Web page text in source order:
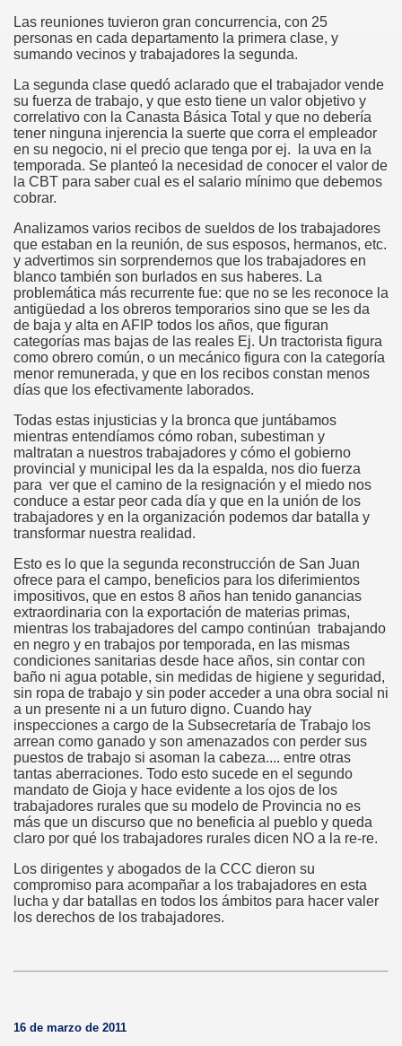
Las reuniones tuvieron gran concurrencia, con 25
personas en cada departamento la primera clase, y
sumando vecinos y trabajadores la segunda.
La segunda clase quedó aclarado que el trabajador vende
su fuerza de trabajo, y que esto tiene un valor objetivo y
correlativo con la Canasta Básica Total y que no debería
tener ninguna injerencia la suerte que corra el empleador
en su negocio, ni el precio que tenga por ej. la uva en la
temporada. Se planteó la necesidad de conocer el valor de
la CBT para saber cual es el salario mínimo que debemos
cobrar.
Analizamos varios recibos de sueldos de los trabajadores
que estaban en la reunión, de sus esposos, hermanos, etc.
y advertimos sin sorprendernos que los trabajadores en
blanco también son burlados en sus haberes. La
problemática más recurrente fue: que no se les reconoce la
antigüedad a los obreros temporarios sino que se les da
de baja y alta en AFIP todos los años, que figuran
categorías mas bajas de las reales Ej. Un tractorista figura
como obrero común, o un mecánico figura con la categoría
menor remunerada, y que en los recibos constan menos
días que los efectivamente laborados.
Todas estas injusticias y la bronca que juntábamos
mientras entendíamos cómo roban, subestiman y
maltratan a nuestros trabajadores y cómo el gobierno
provincial y municipal les da la espalda, nos dio fuerza
para ver que el camino de la resignación y el miedo nos
conduce a estar peor cada día y que en la unión de los
trabajadores y en la organización podemos dar batalla y
transformar nuestra realidad.
Esto es lo que la segunda reconstrucción de San Juan
ofrece para el campo, beneficios para los diferimientos
impositivos, que en estos 8 años han tenido ganancias
extraordinaria con la exportación de materias primas,
mientras los trabajadores del campo continúan trabajando
en negro y en trabajos por temporada, en las mismas
condiciones sanitarias desde hace años, sin contar con
baño ni agua potable, sin medidas de higiene y seguridad,
sin ropa de trabajo y sin poder acceder a una obra social ni
a un presente ni a un futuro digno. Cuando hay
inspecciones a cargo de la Subsecretaría de Trabajo los
arrean como ganado y son amenazados con perder sus
puestos de trabajo si asoman la cabeza.... entre otras
tantas aberraciones. Todo esto sucede en el segundo
mandato de Gioja y hace evidente a los ojos de los
trabajadores rurales que su modelo de Provincia no es
más que un discurso que no beneficia al pueblo y queda
claro por qué los trabajadores rurales dicen NO a la re-re.
Los dirigentes y abogados de la CCC dieron su
compromiso para acompañar a los trabajadores en esta
lucha y dar batallas en todos los ámbitos para hacer valer
los derechos de los trabajadores.
16 de marzo de 2011